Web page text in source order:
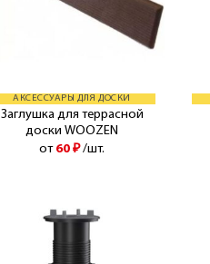
АКСЕССУАРЫ ДЛЯ ДОСКИ
Заглушка для террасной
доски WOOZEN
от 60₽ /шт.